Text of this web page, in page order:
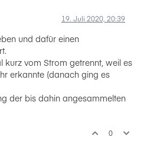
19. Juli 2020, 20:39
und dafür einen
kurz vom Strom getrennt, weil es
erkannte (danach ging es
der bis dahin angesammelten
0